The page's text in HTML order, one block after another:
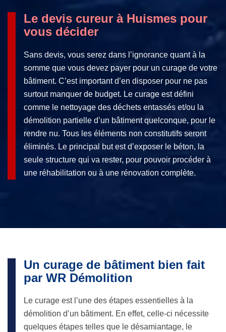
Le devis cureur à Huismes pour
vous décider
Sans devis, vous serez dans l’ignorance quant à la
somme que vous devez payer pour un curage de votre
bâtiment. C’est important d’en disposer pour ne pas
surtout manquer de budget. Le curage est défini
comme le nettoyage des déchets entassés et/ou la
démolition partielle d’un bâtiment quelconque, pour le
rendre nu. Tous les éléments non constitutifs seront
éliminés. Le principal but est d’exposer le béton, la
seule structure qui va rester, pour pouvoir procéder à
une réhabilitation ou à une rénovation complète.
Un curage de bâtiment bien fait
par WR Démolition
Le curage est l’une des étapes essentielles à la
démolition d’un bâtiment. En effet, celle-ci nécessite
quelques étapes telles que le désamiantage, le